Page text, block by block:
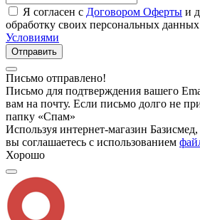
Я согласен с Договором Оферты и
обработку своих персональных данных
Условиями
Отправить
Письмо отправлено!
Письмо для подтверждения вашего
вам на почту. Если письмо долго не
папку «Спам»
Используя интернет-магазин Базисмед,
вы соглашаетесь с использованием
Хорошо